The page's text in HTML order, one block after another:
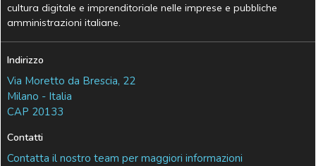
cultura digitale e imprenditoriale nelle imprese e pubbliche
amministrazioni italiane.
Indirizzo
Via Moretto da Brescia, 22
Milano - Italia
CAP 20133
Contatti
Contatta il nostro team per maggiori informazioni